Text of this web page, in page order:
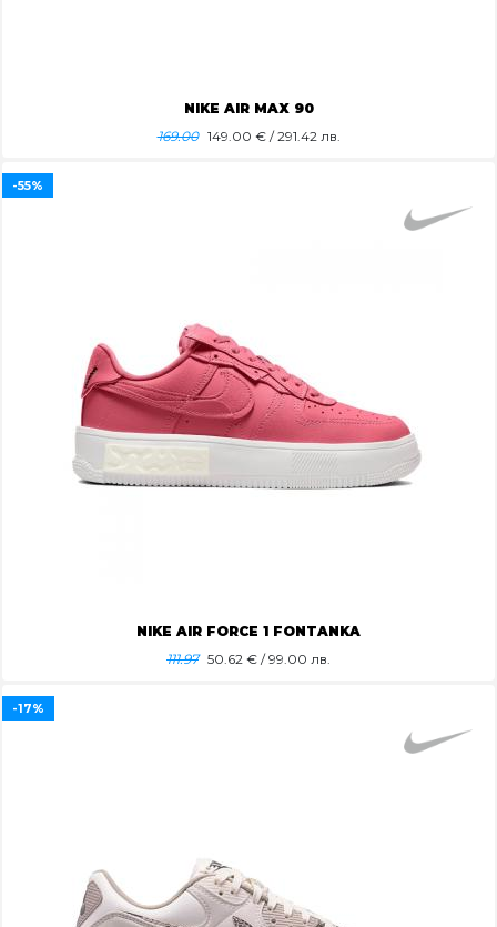
NIKE AIR MAX 90
169.00 149.00 € / 291.42 лв.
NIKE AIR FORCE 1 FONTANKA
111.97 50.62 € / 99.00 лв.
-55%
-17%